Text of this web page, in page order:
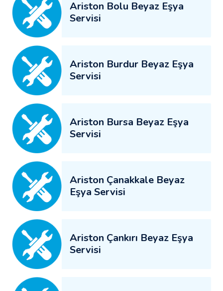
Ariston Bolu Beyaz Eşya
Servisi
Ariston Burdur Beyaz Eşya
Servisi
Ariston Bursa Beyaz Eşya
Servisi
Ariston Çanakkale Beyaz
Eşya Servisi
Ariston Çankırı Beyaz Eşya
Servisi